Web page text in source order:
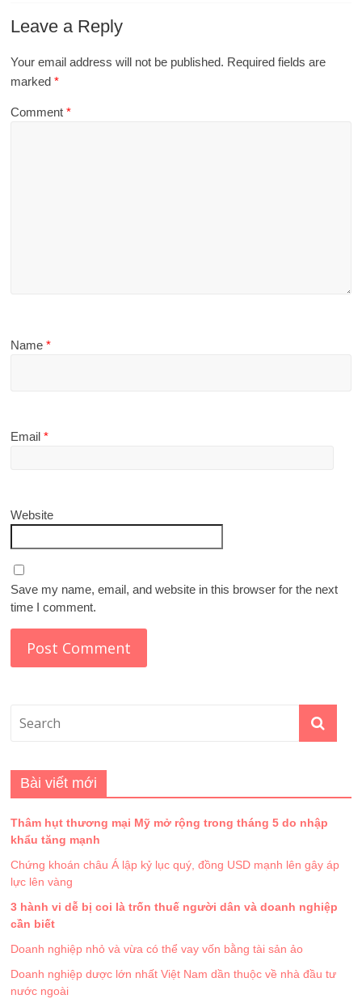
Leave a Reply
Your email address will not be published. Required fields are
marked*
Comment*
Name*
Email*
Website
Save my name, email, and website in this browser for the next
time I comment.
Bài viết mới
Thâm hụt thương mại Mỹ mở rộng trong tháng 5 do nhập
khẩu tăng mạnh
Chứng khoán châu Á lập kỷ lục quý, đồng USD mạnh lên gây áp
lực lên vàng
3 hành vi dễ bị coi là trốn thuế người dân và doanh nghiệp
cần biết
Doanh nghiệp nhỏ và vừa có thể vay vốn bằng tài sản ảo
Doanh nghiệp dược lớn nhất Việt Nam dần thuộc về nhà đầu tư
nước ngoài